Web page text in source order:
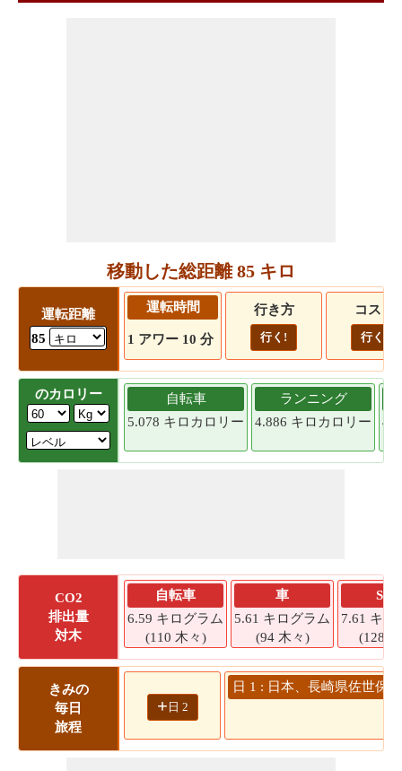
移動した総距離 85 キロ
運転距離
85
運転時間
1 アワー 10 分
行き方
行く!
コスト
行く!
のカロリー
自転車
5.078 キロカロリー
ランニング
4.886 キロカロリー
CO2
排出量
対木
自転車
6.59 キログラム
(110 木々)
車
5.61 キログラム
(94 木々)
SUV
7.61 キロ
(128
きみの
毎日
旅程
+ 日 2
日 1 : 日本、長崎県佐世保